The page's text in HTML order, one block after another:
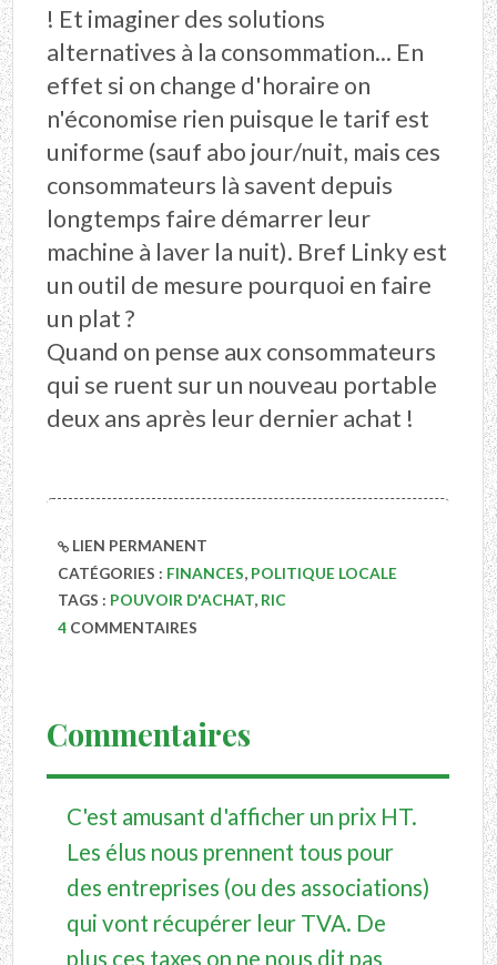
! Et imaginer des solutions
alternatives à la consommation... En
effet si on change d'horaire on
n'économise rien puisque le tarif est
uniforme (sauf abo jour/nuit, mais ces
consommateurs là savent depuis
longtemps faire démarrer leur
machine à laver la nuit). Bref Linky est
un outil de mesure pourquoi en faire
un plat ?
Quand on pense aux consommateurs
qui se ruent sur un nouveau portable
deux ans après leur dernier achat !
LIEN PERMANENT
CATÉGORIES : FINANCES, POLITIQUE LOCALE
TAGS : POUVOIR D'ACHAT, RIC
4 COMMENTAIRES
Commentaires
C'est amusant d'afficher un prix HT.
Les élus nous prennent tous pour
des entreprises (ou des associations)
qui vont récupérer leur TVA. De
plus ces taxes on ne nous dit pas